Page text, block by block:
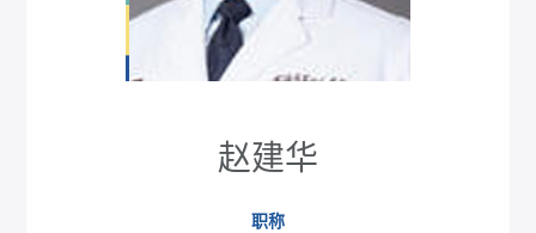
赵建华
职称